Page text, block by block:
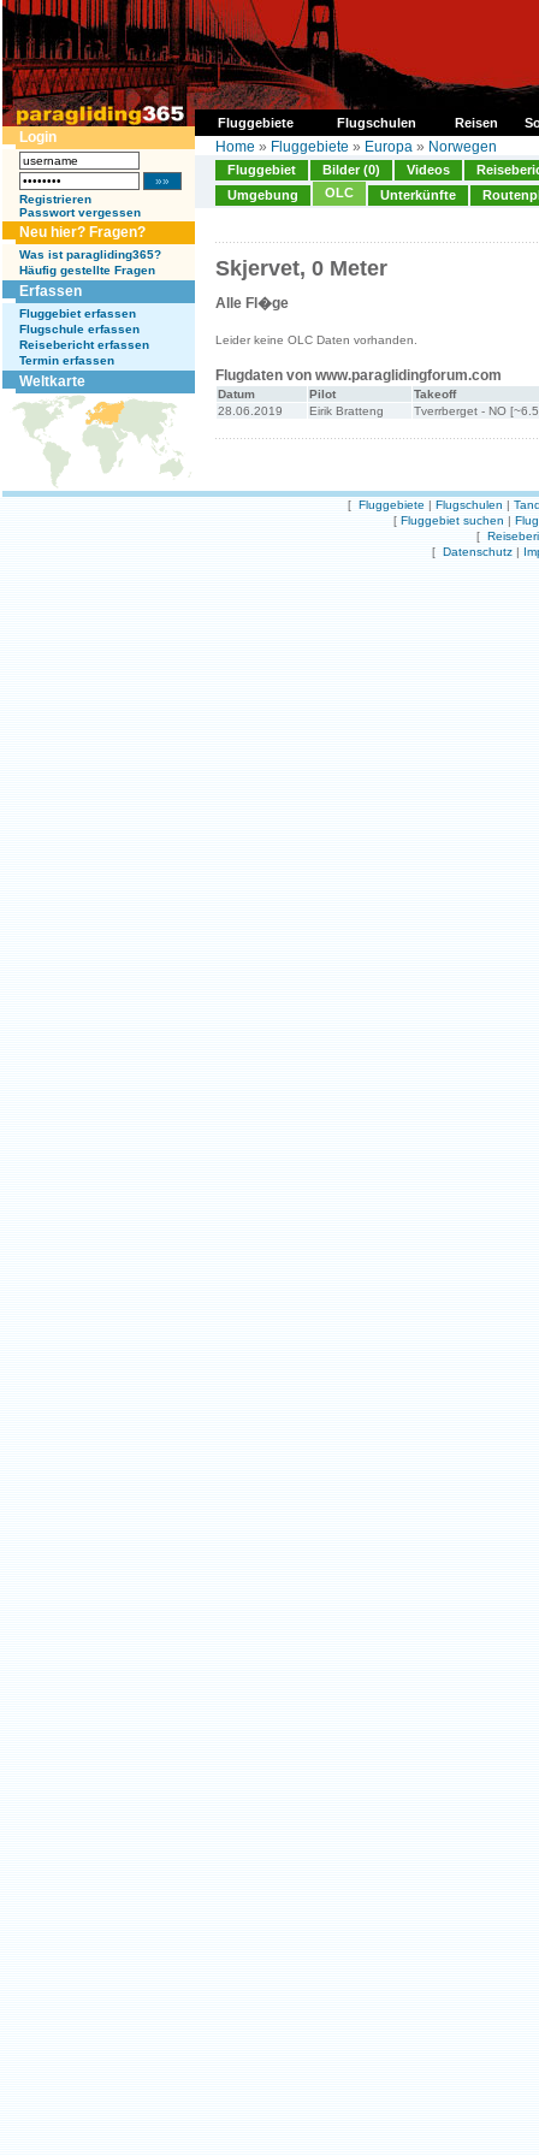
Fluggebiete Flugschulen Reisen
Login
Registrieren
Passwort vergessen
Neu hier? Fragen?
Was ist paragliding365?
Häufig gestellte Fragen
Erfassen
Fluggebiet erfassen
Flugschule erfassen
Reisebericht erfassen
Termin erfassen
Weltkarte
Home » Fluggebiete » Europa » Norwegen
Fluggebiet Bilder (0) Videos
Umgebung
OLC Unterkünfte
Skjervet, 0 Meter
Alle Fl�ge
Leider keine OLC Daten vorhanden.
Flugdaten von www.paraglidingforum.com
Datum Pilot
Takeoff
28.06.2019
Eirik Bratteng Tverrberget - NO
[ Fluggebiete | Flugschulen |
[ Fluggebiet suchen |
[
[ Datenschutz |